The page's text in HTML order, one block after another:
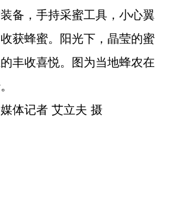
备，手持采蜜工具，小心翼
获蜂蜜。阳光下，晶莹的蜜
丰收喜悦。图为当地蜂农在
体记者 艾立夫 摄